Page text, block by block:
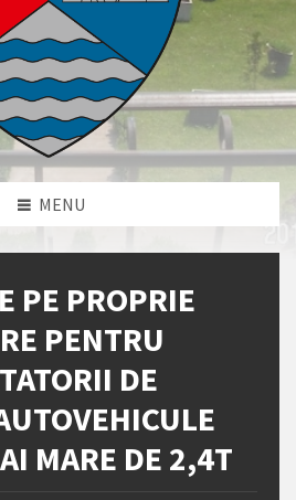
MENU
PE PROPRIE
PENTRU
DE
MARE DE 2,4T